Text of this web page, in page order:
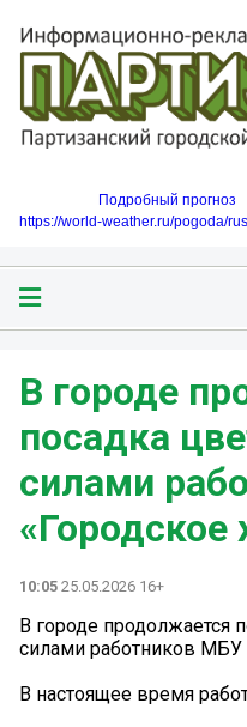
Подробный прогноз
https://world-weather.ru/pogoda/
В городе
посадка
силами
«Городское
10:05 25.05.2026 16+
В городе продолжается
силами работников МБУ
В настоящее время